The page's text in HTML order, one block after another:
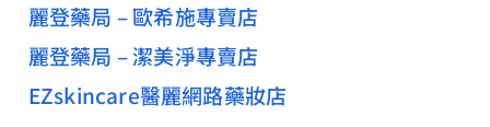
麗登藥局 – 歐希施專賣店
麗登藥局 – 潔美淨專賣店
EZskincare醫麗網路藥妝店